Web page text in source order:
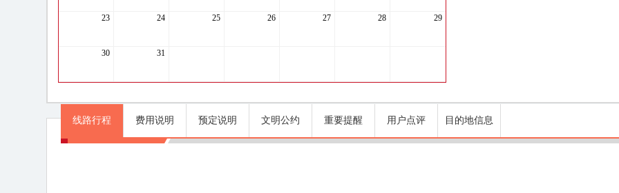
23 24 25 26 27 28 29
30 31
线路行程 费用说明 预定说明 文明公约 重要提醒 用户点评 目的地信息